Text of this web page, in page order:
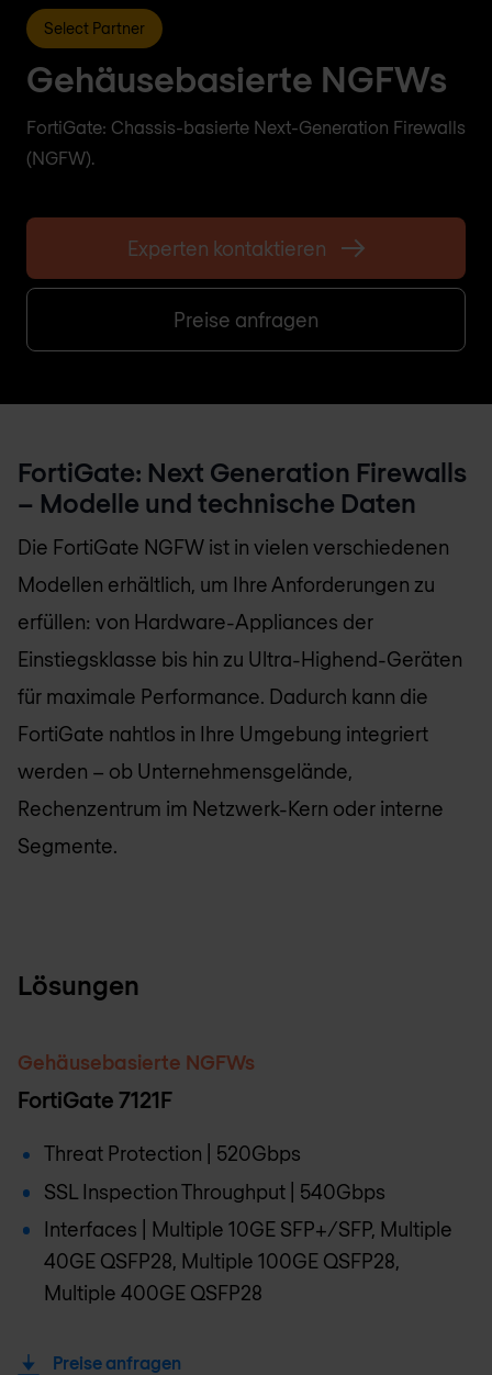
Select Partner
Gehäusebasierte NGFWs
FortiGate: Chassis-basierte Next-Generation Firewalls
(NGFW).
Experten kontaktieren
Preise anfragen
FortiGate: Next Generation Firewalls
– Modelle und technische Daten
Die FortiGate NGFW ist in vielen verschiedenen
Modellen erhältlich, um Ihre Anforderungen zu
erfüllen: von Hardware-Appliances der
Einstiegsklasse bis hin zu Ultra-Highend-Geräten
für maximale Performance. Dadurch kann die
FortiGate nahtlos in Ihre Umgebung integriert
werden – ob Unternehmensgelände,
Rechenzentrum im Netzwerk-Kern oder interne
Segmente.
Lösungen
Gehäusebasierte NGFWs
FortiGate 7121F
Threat Protection | 520Gbps
SSL Inspection Throughput | 540Gbps
Interfaces | Multiple 10GE SFP+/SFP, Multiple
40GE QSFP28, Multiple 100GE QSFP28,
Multiple 400GE QSFP28
Preise anfragen